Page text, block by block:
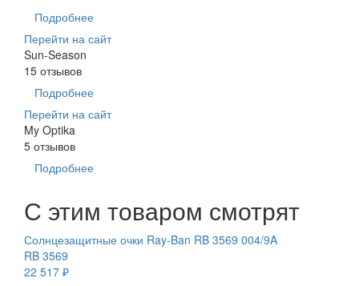
Подробнее
Перейти на сайт
Sun-Season
15 отзывов
Подробнее
Перейти на сайт
My Optika
5 отзывов
Подробнее
С этим товаром смотрят
Солнцезащитные очки Ray-Ban RB 3569 004/9A
RB 3569
22 517 ₽